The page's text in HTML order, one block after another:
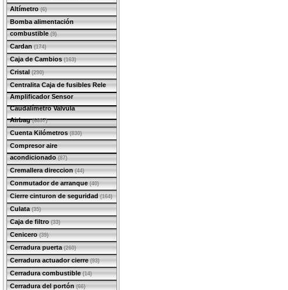
Altímetro (6)
Bomba alimentación
combustible(9)
Cardan (174)
Caja de Cambios (163)
Cristal (290)
Centralita Caja de fusibles Rele
Amplificador Sensor
Caudalímetro Valvula
Airbag(6897)
Cuenta Kilómetros (830)
Compresor aire
acondicionado(87)
Cremallera direccion (44)
Conmutador de arranque (40)
Cierre cinturon de seguridad (164)
Culata (35)
Caja de filtro (33)
Cenicero (39)
Cerradura puerta (260)
Cerradura actuador cierre (93)
Cerradura combustible (14)
Cerradura del portón (66)